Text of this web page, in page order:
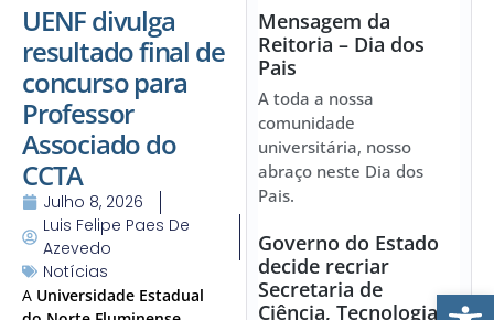
UENF divulga
resultado final de
concurso para
Professor
Associado do
CCTA
Julho 8, 2026
Luis Felipe Paes De
Azevedo
Notícias
A Universidade Estadual
Mensagem da
Reitoria – Dia dos
Pais
A toda a nossa
comunidade
universitária, nosso
abraço neste Dia dos
Pais.
Governo do Estado
decide recriar
Secretaria de
Ciência, Tecnologia e